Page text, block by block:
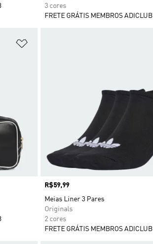
3 cores
FRETE GRÁTIS MEMBROS ADICLUB
Preço
R$59,99
Meias Liner 3 Pares
Originals
2 cores
FRETE GRÁTIS MEMBROS ADICLUB